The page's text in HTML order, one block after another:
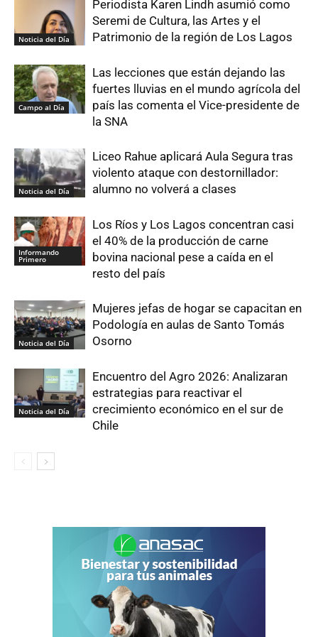
Noticia del Día
Periodista Karen Lindh asumió como
Seremi de Cultura, las Artes y el
Patrimonio de la región de Los Lagos
Campo al Día
Las lecciones que están dejando las
fuertes lluvias en el mundo agrícola del
país las comenta el Vice-presidente de
la SNA
Noticia del Día
Liceo Rahue aplicará Aula Segura tras
violento ataque con destornillador:
alumno no volverá a clases
Informando
Primero
Los Ríos y Los Lagos concentran casi
el 40% de la producción de carne
bovina nacional pese a caída en el
resto del país
Noticia del Día
Mujeres jefas de hogar se capacitan en
Podología en aulas de Santo Tomás
Osorno
Noticia del Día
Encuentro del Agro 2026: Analizaran
estrategias para reactivar el
crecimiento económico en el sur de
Chile